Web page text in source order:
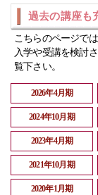
過去の講座も
こちらのページで
入学や受講を検討
覧下さい。
2026年4月期
2024年10月期
2023年4月期
2021年10月期
2020年1月期